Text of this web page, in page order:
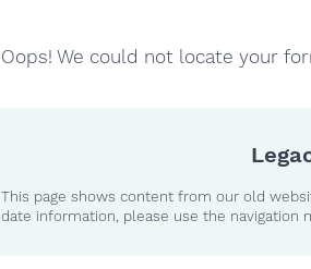
Oops! We could not locate your
This page shows content from our old
date information, please use the navigation